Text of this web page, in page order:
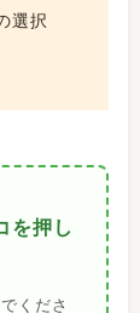
選択
を押し
くださ